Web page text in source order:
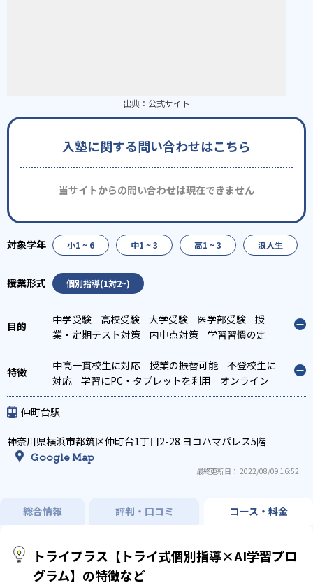
出典： 公式サイト
入塾に関する問い合わせはこちら
当サイトからの問い合わせは現在できません
小1 ~ 6 中1 ~ 3 高1 ~ 3 浪人生
個別指導(1対2~)
中学受験 高校受験 大学受験 医学部受験
授
業・定期テスト対策
内申点対策
学習習慣の定
着
総合型選抜(旧AO)対策 推薦入試対策
学校別
特化対策
国公立大対策 私大対策
共通テスト対
策
英検(英語検定)対策 漢検(漢字検定)対策
数
学特化対策
英語・英会話特化対策
その他科目別
特化対策
中高一貫校生に対応 授業の振替可能
不登校生に
対応
学習にPC・タブレットを利用
オンライン
対応
1科目から受講可能
季節講習のみの受講
可
仲町台駅
神奈川県横浜市都筑区仲町台1丁目2-28 ヨコハマパレス5階
Google Map
最終更新日： 2022/08/09 16:52
総合情報 評判・口コミ コース・料金
トライプラス【トライ式個別指導×AI学習プロ
グラム】の特徴など